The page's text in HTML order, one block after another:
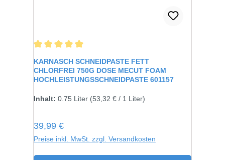
KARNASCH SCHNEIDPASTE FETT
CHLORFREI 750G DOSE MECUT FOAM
HOCHLEISTUNGSSCHNEIDPASTE 601157
Inhalt: 0.75 Liter (53,32 € / 1 Liter)
Regulärer Preis:
39,99 €
Preise inkl. MwSt. zzgl. Versandkosten